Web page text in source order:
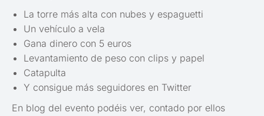
La torre más alta con nubes y espaguetti
Un vehículo a vela
Gana dinero con 5 euros
Levantamiento de peso con clips y papel
Catapulta
Y consigue más seguidores en Twitter
En blog del evento podéis ver, contado por ellos